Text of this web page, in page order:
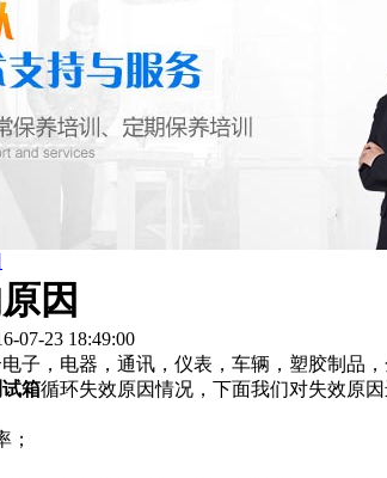
因
07-23 18:49:00
子，电器，通讯，仪表，车辆，塑胶制品
箱循环失效原因情况，下面我们对失效原因